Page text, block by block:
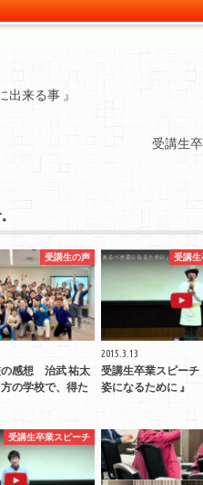
来る事 』
受講生
受講生の声
の感想 治武 祐太
の学校で、得た
受講
2015.3.13
受講生卒業スピーチ
姿になるために 』
受講生卒業スピーチ